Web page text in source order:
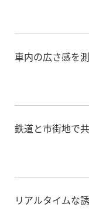
車内の広さ感を
鉄道と市街地で
リアルタイムな